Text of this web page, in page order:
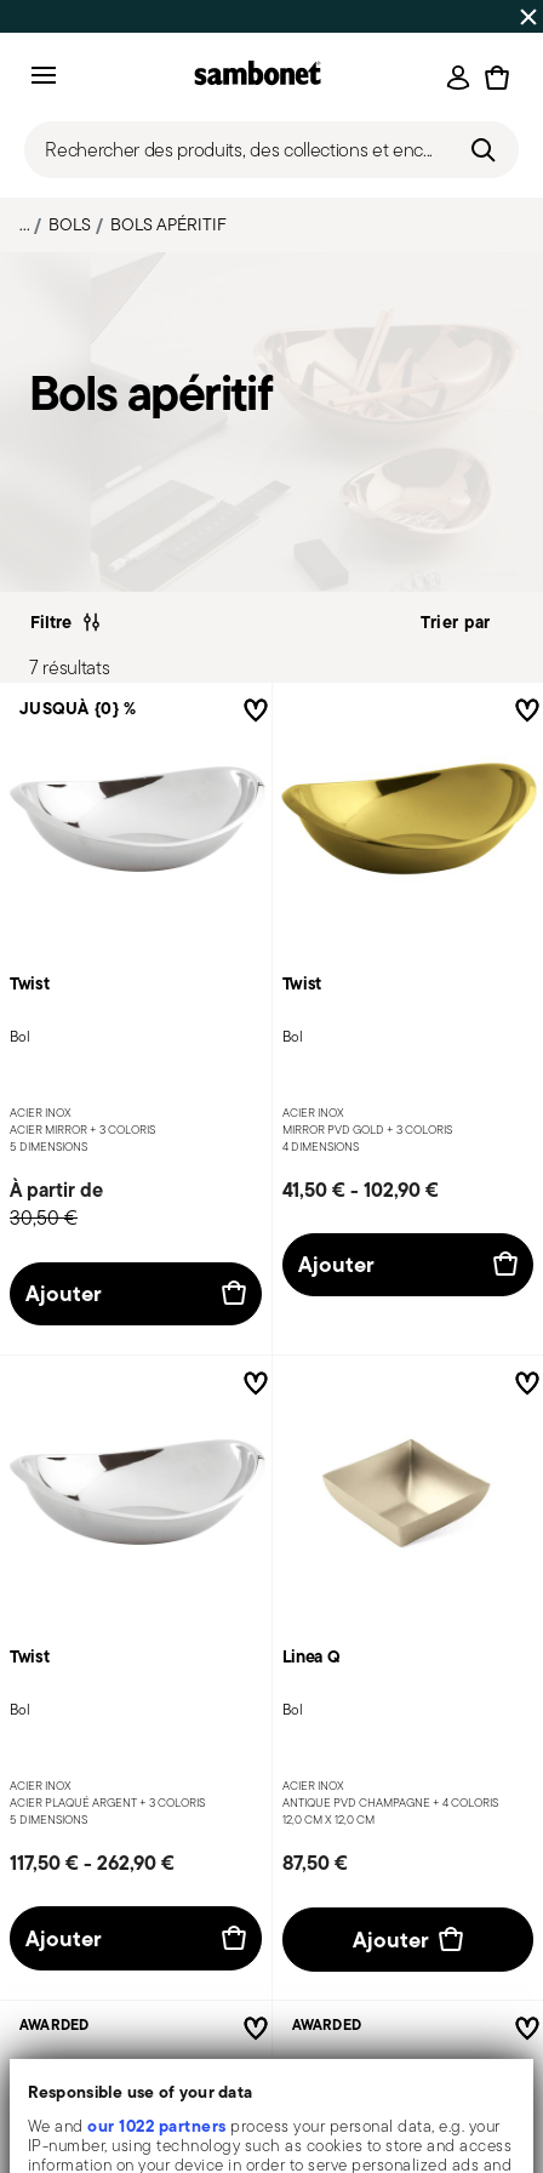
Responsible use of your data
We andour 1022 partners process your personal data, e.g. your
IP-number, using technology such as cookies to store and access
information on your device in order to serve personalized ads and
Jusqu'à -50% | Commandes du 7 au 16
Rechercher des produits, des collections et enc...
... BOLS BOLS APÉRITIF
Bols apéritif
Filtre
7 résultats
Twist
Bol
ACIER INOX
ACIER MIRROR + 3 COLORIS
5 DIMENSIONS
À partir de
30,50 €
Ajouter
JUSQUÀ {0} %
Twist
Bol
ACIER INOX
MIRROR PVD GOLD + 3 COLORIS
4 DIMENSIONS
41,50 €- 102,90 €
Ajouter
Twist
Bol
ACIER INOX
ACIER PLAQUÉ ARGENT + 3 COLORIS
5 DIMENSIONS
117,50 €- 262,90 €
Ajouter
Linea Q
Bol
ACIER INOX
ANTIQUE PVD CHAMPAGNE + 4 COLORIS
12,0 CM X 12,0 CM
87,50 €
Ajouter
AWARDED AWARDED